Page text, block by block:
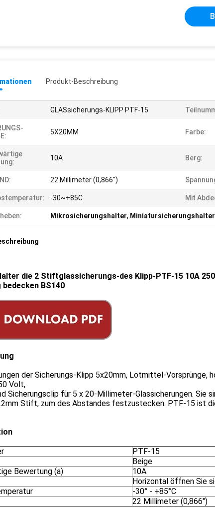
Produkt-Beschreibung
GLASsicherungs-KLIPP PTF-15
5X20MM Farbe:
10A Berg:
22 Millimeter (0,866")
-30~+85C Mit
Mikrosicherungshalter, Miniatursicherungshalter
die 2 Stiftglassicherungs-des Klipp-PTF-15 10A
BS140
der Sicherungs-Klipp 5x20mm, Lötmittel-Vorsprünge,
Volt,
Sicherungsclip für 5 x 20-Millimeter-Glassicherungen. Sie
Stift, zum des Abstandes festzustecken. PTF-15 ist
PTF-15
Beige
Bewertung (a)
10A
Horizontal öffnen Sie
-30° - +85°C
22 Millimeter (0,866")